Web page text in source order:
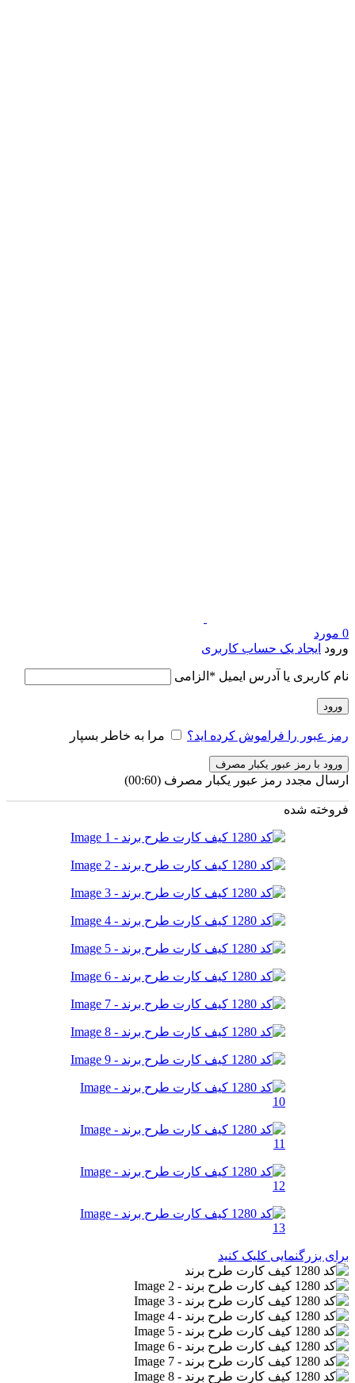
0 مورد
ورود ایجاد یک حساب کاربری
نام کاربری یا آدرس ایمیل * الزامی
ورود
رمز عبور را فراموش کرده اید؟ مرا به خاطر بسپار
ورود با رمز عبور یکبار مصرف
ارسال مجدد رمز عبور یکبار مصرف (00:
60
)
فروخته شده
برای بزرگنمایی کلیک کنید